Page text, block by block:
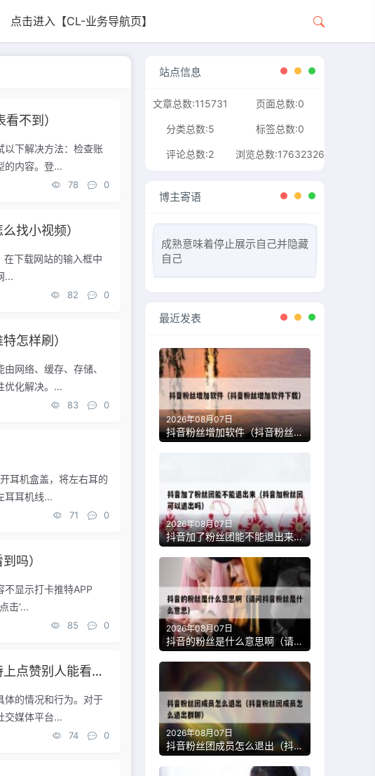
点击进入【CL-业务导航页】
不到）
以下解决方法：检查账
的内容。登...
78 0
找小视频）
下载网站的输入框中
...
82 0
怎样刷）
网络、缓存、存储、
优化解决。...
83 0
耳机盒盖，将左右耳的
耳耳机线...
71 0
吗）
不显示打卡推特APP
击‘...
85 0
推特点赞算传播吗为什么不能看（推特上点赞别人能看到吗?）
体的情况和行为。对于
交媒体平台...
74 0
站点信息
文章总数:115731 页面总数:0
分类总数:5 标签总数:0
评论总数:2 浏览总数:17632326
博主寄语
成熟意味着停止展示自己并隐藏
自己
最近发表
2026年08月07日
抖音粉丝增加软件（抖音粉丝增加软件下载）
2026年08月07日
抖音加了粉丝团能不能退出来（抖音加粉丝团可以退出吗）
2026年08月07日
抖音的粉丝是什么意思啊（请问抖音粉丝是什么意思）
2026年08月07日
抖音粉丝团成员怎么退出（抖音粉丝团成员怎么退出群聊）